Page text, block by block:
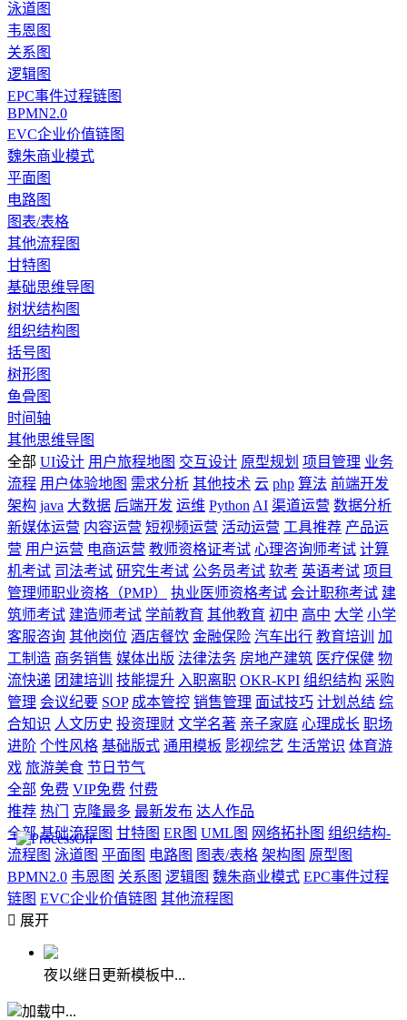
泳道图
韦恩图
关系图
逻辑图
EPC事件过程链图
BPMN2.0
EVC企业价值链图
魏朱商业模式
平面图
电路图
图表/表格
其他流程图
甘特图
基础思维导图
树状结构图
组织结构图
括号图
树形图
鱼骨图
时间轴
其他思维导图
全部 UI设计 用户旅程地图 交互设计 原型规划 项目管理 业务
流程 用户体验地图 需求分析 其他技术 云 php 算法 前端开发
架构 java 大数据 后端开发 运维 Python AI 渠道运营 数据分析
新媒体运营 内容运营 短视频运营 活动运营 工具推荐 产品运
营 用户运营 电商运营 教师资格证考试 心理咨询师考试 计算
机考试 司法考试 研究生考试 公务员考试 软考 英语考试 项目
管理师职业资格（PMP）
执业医师资格考试 会计职称考试 建
筑师考试 建造师考试 学前教育 其他教育 初中 高中 大学 小学
客服咨询 其他岗位 酒店餐饮 金融保险 汽车出行 教育培训
加
工制造 商务销售 媒体出版 法律法务 房地产建筑 医疗保健 物
流快递 团建培训 技能提升 入职离职 OKR-KPI 组织结构 采购
管理 会议纪要 SOP 成本管控 销售管理 面试技巧 计划总结 综
合知识 人文历史 投资理财 文学名著 亲子家庭 心理成长 职场
进阶 个性风格 基础版式 通用模板 影视综艺 生活常识 体育游
戏 旅游美食 节日节气
全部 免费 VIP免费 付费
推荐 热门 克隆最多 最新发布 达人作品
全部 基础流程图 甘特图 ER图 UML图 网络拓扑图 组织结构-
流程图 泳道图 平面图 电路图 图表/表格 架构图 原型图
BPMN2.0 韦恩图 关系图 逻辑图 魏朱商业模式 EPC事件过程
链图 EVC企业价值链图 其他流程图
 展开
夜以继日更新模板中...
加载中...